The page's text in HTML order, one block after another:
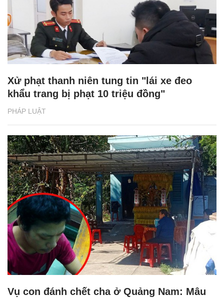
PHÁP LUẬT
Xử phạt thanh niên tung tin "lái xe đeo
khẩu trang bị phạt 10 triệu đồng"
Vụ con đánh chết cha ở Quảng Nam: Mâu